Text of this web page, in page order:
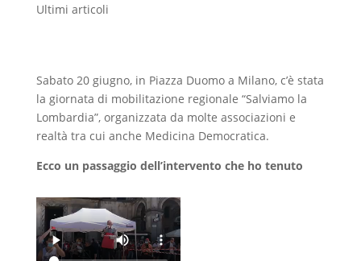
Ultimi articoli
Sabato 20 giugno, in Piazza Duomo a Milano, c’è stata
la giornata di mobilitazione regionale “Salviamo la
Lombardia”, organizzata da molte associazioni e
realtà tra cui anche Medicina Democratica.
Ecco un passaggio dell’intervento che ho tenuto